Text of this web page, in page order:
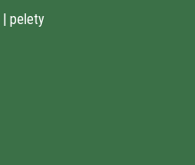
| pelety